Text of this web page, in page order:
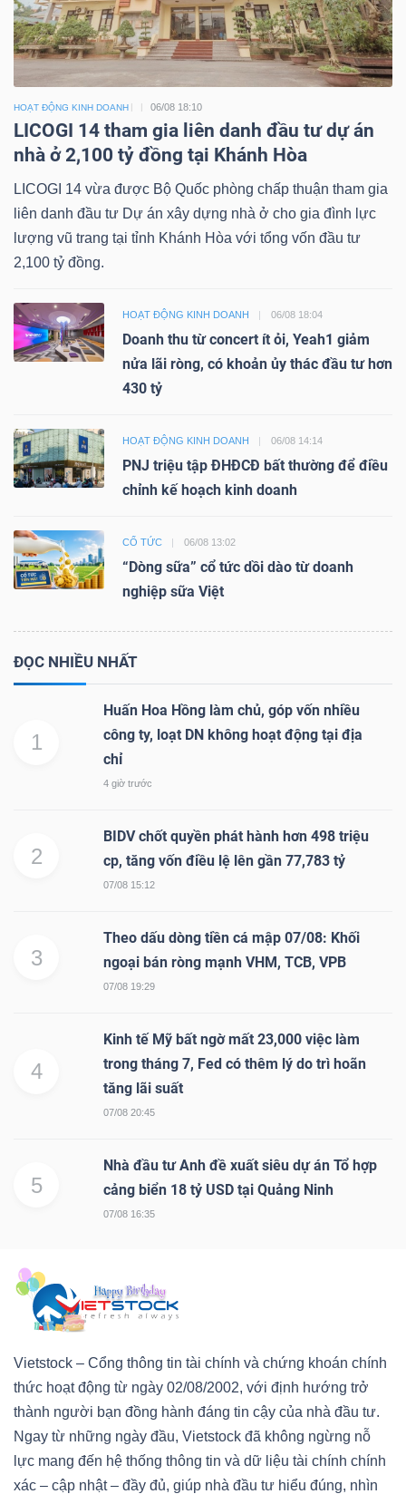
HOẠT ĐỘNG KINH DOANH 06/08 18:10
LICOGI 14 tham gia liên danh đầu tư dự án
nhà ở 2,100 tỷ đồng tại Khánh Hòa
LICOGI 14 vừa được Bộ Quốc phòng chấp thuận tham gia
liên danh đầu tư Dự án xây dựng nhà ở cho gia đình lực
lượng vũ trang tại tỉnh Khánh Hòa với tổng vốn đầu tư
2,100 tỷ đồng.
HOẠT ĐỘNG KINH DOANH 06/08 18:04
Doanh thu từ concert ít ỏi, Yeah1 giảm
nửa lãi ròng, có khoản ủy thác đầu tư hơn
430 tỷ
HOẠT ĐỘNG KINH DOANH 06/08 14:14
PNJ triệu tập ĐHĐCĐ bất thường để điều
chỉnh kế hoạch kinh doanh
CỔ TỨC 06/08 13:02
“Dòng sữa” cổ tức dồi dào từ doanh
nghiệp sữa Việt
ĐỌC NHIỀU NHẤT
1
Huấn Hoa Hồng làm chủ, góp vốn nhiều
công ty, loạt DN không hoạt động tại địa
chỉ
4 giờ trước
2
BIDV chốt quyền phát hành hơn 498 triệu
cp, tăng vốn điều lệ lên gần 77,783 tỷ
07/08 15:12
3
Theo dấu dòng tiền cá mập 07/08: Khối
ngoại bán ròng mạnh VHM, TCB, VPB
07/08 19:29
4
Kinh tế Mỹ bất ngờ mất 23,000 việc làm
trong tháng 7, Fed có thêm lý do trì hoãn
tăng lãi suất
07/08 20:45
5
Nhà đầu tư Anh đề xuất siêu dự án Tổ hợp
cảng biển 18 tỷ USD tại Quảng Ninh
07/08 16:35
Vietstock – Cổng thông tin tài chính và chứng khoán chính
thức hoạt động từ ngày 02/08/2002, với định hướng trở
thành người bạn đồng hành đáng tin cậy của nhà đầu tư.
Ngay từ những ngày đầu, Vietstock đã không ngừng nỗ
lực mang đến hệ thống thông tin và dữ liệu tài chính chính
xác – cập nhật – đầy đủ, giúp nhà đầu tư hiểu đúng, nhìn